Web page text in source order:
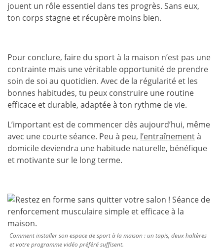
jouent un rôle essentiel dans tes progrès. Sans eux,
ton corps stagne et récupère moins bien.
Pour conclure, faire du sport à la maison n’est pas une
contrainte mais une véritable opportunité de prendre
soin de soi au quotidien. Avec de la régularité et les
bonnes habitudes, tu peux construire une routine
efficace et durable, adaptée à ton rythme de vie.
L’important est de commencer dès aujourd’hui, même
avec une courte séance. Peu à peu, l’entraînementà
domicile deviendra une habitude naturelle, bénéfique
et motivante sur le long terme.
Comment installer son espace de sport à la maison : un tapis, deux haltères
et votre programme vidéo préféré suffisent.